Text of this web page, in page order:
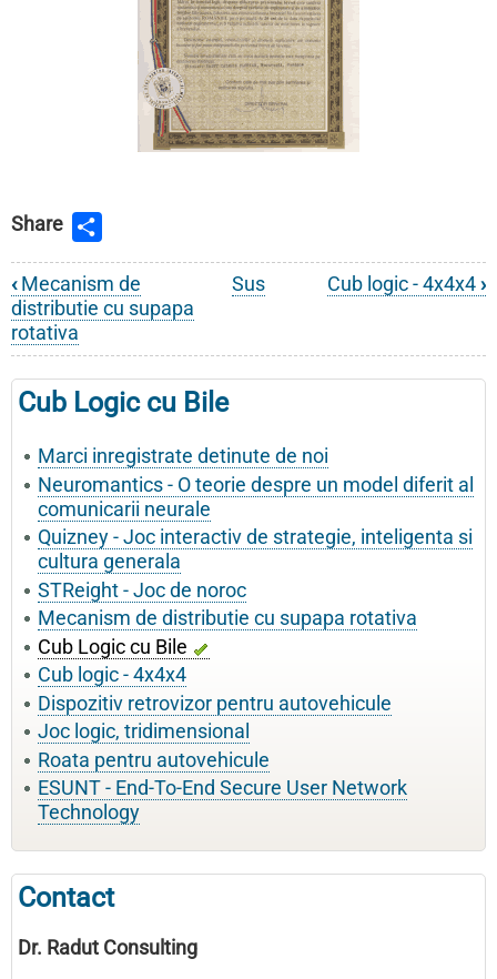
Legături
de
parcurgere
a
cărții
pentru
Proprietate
intelectuala
‹Mecanism de
distributie cu supapa
rotativa
Sus Cub logic - 4x4x4 ›
Cub Logic cu Bile
Marci inregistrate detinute de noi
Neuromantics - O teorie despre un model diferit al
comunicarii neurale
Quizney - Joc interactiv de strategie, inteligenta si
cultura generala
STReight - Joc de noroc
Mecanism de distributie cu supapa rotativa
Cub Logic cu Bile
Cub logic - 4x4x4
Dispozitiv retrovizor pentru autovehicule
Joc logic, tridimensional
Roata pentru autovehicule
ESUNT - End-To-End Secure User Network
Technology
Contact
Dr. Radut Consulting